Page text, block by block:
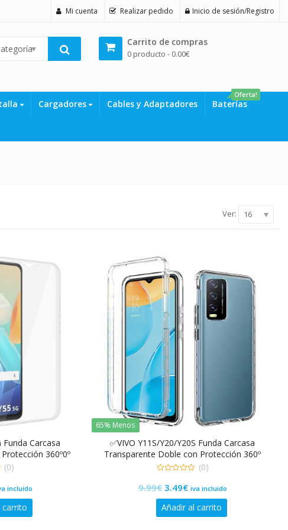
Mi cuenta Realizar pedido Inicio de sesión/Registro
Carrito de compras
0 producto - 0.00€
Cargadores Cables y Adaptadores Baterías
Oferta!
Ver: 16
Funda Carcasa
360º0º
(0)
incluido
carrito
65% Menos
✅VIVO Y11S/Y20/Y20S Funda Carcasa
Transparente Doble con Protección 360º
de
5
(0)
9.99€ El
precio
original
3.49€El
precio
actual
iva incluido
Añadir al carrito